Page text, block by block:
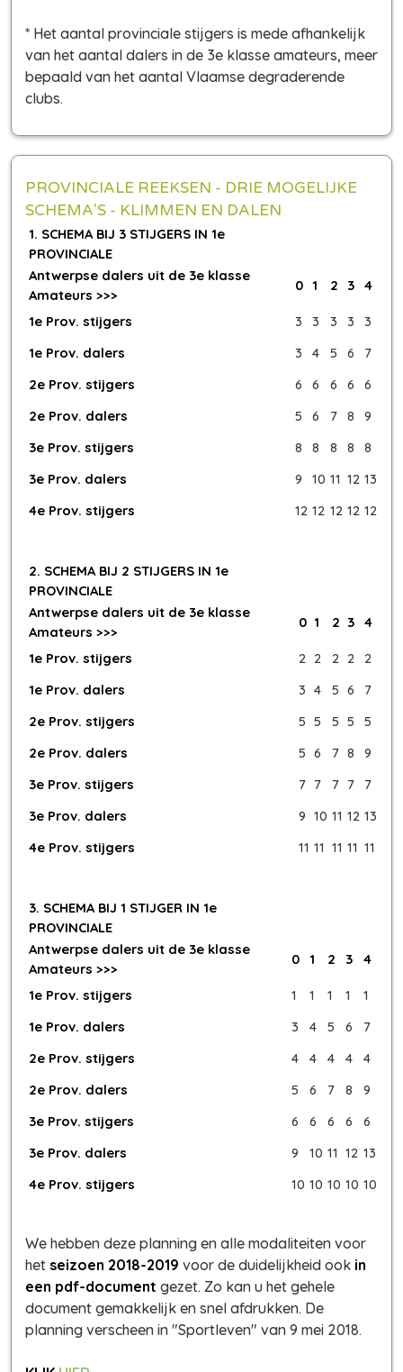
* Het aantal provinciale stijgers is mede afhankelijk
van het aantal dalers in de 3e klasse amateurs, meer
bepaald van het aantal Vlaamse degraderende
clubs.
PROVINCIALE REEKSEN - DRIE MOGELIJKE
SCHEMA'S - KLIMMEN EN DALEN
1. SCHEMA BIJ 3 STIJGERS IN 1e
PROVINCIALE
Antwerpse dalers uit de 3e klasse
Amateurs >>>
0 1 2 3 4
1e Prov. stijgers 3 3 3 3
3
1e Prov. dalers
3 4 5 6
7
2e Prov. stijgers
6 6 6 6
6
2e Prov. dalers
5 6 7 8
9
3e Prov. stijgers
8 8 8 8
8
3e Prov. dalers
9 10 11 12 13
4e Prov. stijgers
12 12 12 12 12
2. SCHEMA BIJ 2 STIJGERS IN 1e
PROVINCIALE
Antwerpse dalers uit de 3e klasse
Amateurs >>>
0 1 2 3 4
1e Prov. stijgers 2 2 2 2
2
1e Prov. dalers
3 4 5 6
7
2e Prov. stijgers
5 5 5 5
5
2e Prov. dalers
5 6 7 8
9
3e Prov. stijgers
7 7 7 7
7
3e Prov. dalers
9 10 11 12 13
4e Prov. stijgers
11 11 11 11 11
3. SCHEMA BIJ 1 STIJGER IN 1e
PROVINCIALE
Antwerpse dalers uit de 3e klasse
Amateurs >>>
0 1 2 3 4
1e Prov. stijgers 1 1 1 1
1
1e Prov. dalers
3 4 5 6
7
2e Prov. stijgers
4 4 4 4
4
2e Prov. dalers
5 6 7 8
9
3e Prov. stijgers
6 6 6 6
6
3e Prov. dalers
9 10 11 12 13
4e Prov. stijgers
10 10 10 10 10
We hebben deze planning en alle modaliteiten voor
het seizoen 2018-2019 voor de duidelijkheid ook in
een pdf-document gezet. Zo kan u het gehele
document gemakkelijk en snel afdrukken. De
planning verscheen in "Sportleven" van 9 mei 2018.